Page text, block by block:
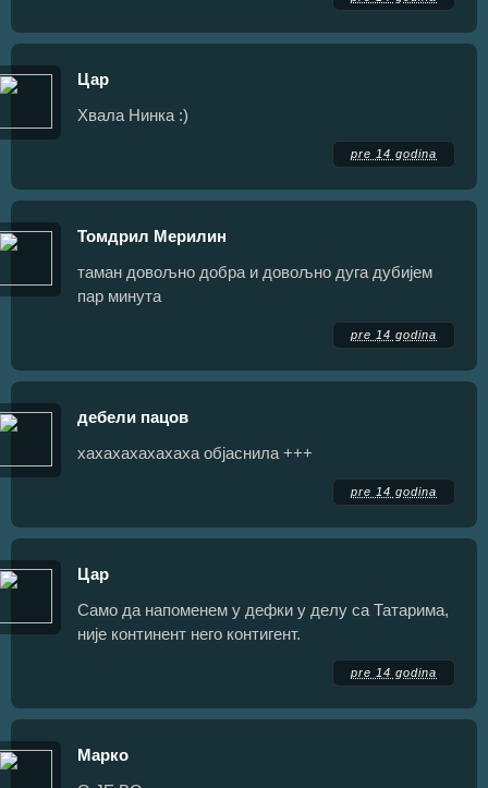
Цар
Хвала Нинка :)
pre 14 godina
Томдрил Мерилин
таман довољно добра и довољно дуга дубијем
пар минута
pre 14 godina
дебели пацов
хахахахахахаха објаснила +++
pre 14 godina
Цар
Само да напоменем у дефки у делу са Татарима,
није континент него контигент.
pre 14 godina
Марко